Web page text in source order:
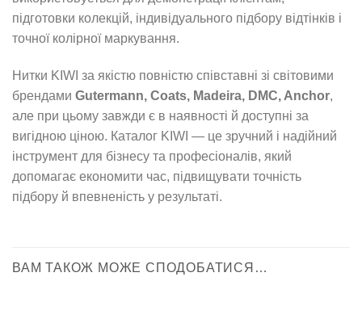
підготовки колекцій, індивідуального підбору відтінків і
точної колірної маркування.
Нитки KIWI за якістю повністю співставні зі світовими
брендами Gutermann, Coats, Madeira, DMC, Anchor,
але при цьому завжди є в наявності й доступні за
вигідною ціною. Каталог KIWI — це зручний і надійний
інструмент для бізнесу та професіоналів, який
допомагає економити час, підвищувати точність
підбору й впевненість у результаті.
ВАМ ТАКОЖ МОЖЕ СПОДОБАТИСЯ…